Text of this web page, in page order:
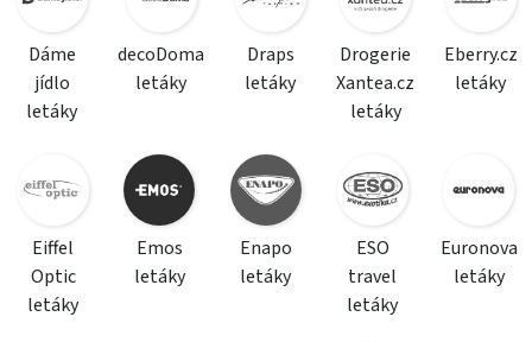
Dáme
jídlo
letáky
decoDoma
letáky
Draps
letáky
Drogerie
Xantea.cz
letáky
Eberry.cz
letáky
Eiffel
Optic
letáky
Emos
letáky
Enapo
letáky
ESO
travel
letáky
Euronova
letáky